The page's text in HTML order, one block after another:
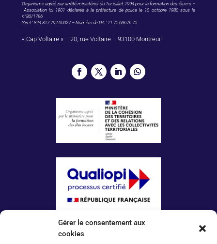
Gérer le consentement aux
cookies
Organisme agréé par arrêté ministériel du 1er juillet 1994 pour la formation des élu·e·s –
Association loi 1901 déclarée à la préfecture de police le 10 octobre 1980 sous le
n°80/1796
Siret : 844 317 792 00027 – Numéro de DA : 11 75 63676 75
« Cap Voltaire » – 20, rue Voltaire – 93100 Montreuil
La certification qualité a été délivrée au titre
de la catégorie d’action suivante :